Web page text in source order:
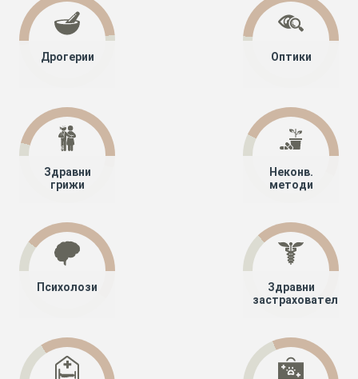
Дрогерии Оптики
Здравни
грижи
Неконв.
методи
Психолози
Здравни
застрахователи